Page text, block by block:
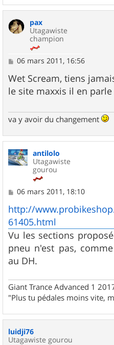
pax
Utagawiste
champion
M
s
s
a
06 mars 2011, 16:56
Wet Scream, tiens
le site maxxis il en
va y avoir du changement
antilolo
Utagawiste
gourou
M
s
s
a
g
e
06 mars 2011, 18:10
http://
61405.html
Vu les sections
pneu n'est pas,
au DH.
Giant Trance Advanced 1
"Plus tu pédales moins vite,
luidji76
Utagawiste gourou